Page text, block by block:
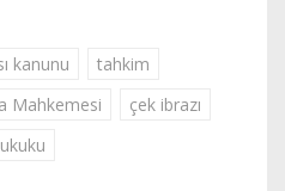
kanunu
tahkim
Mahkemesi
çek ibrazı